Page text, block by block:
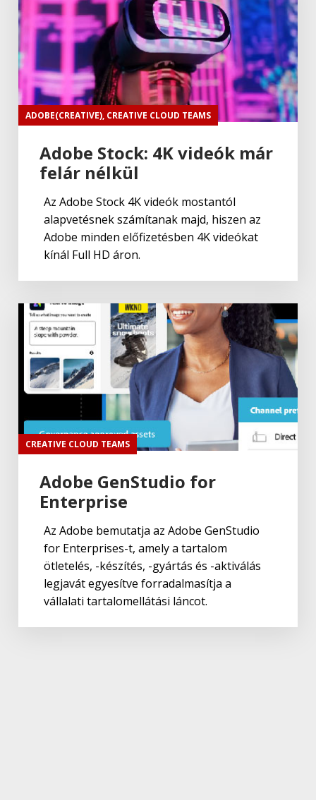
ADOBE(CREATIVE), CREATIVE CLOUD TEAMS
Adobe Stock: 4K videók már
felár nélkül
Az Adobe Stock 4K videók mostantól
alapvetésnek számítanak majd, hiszen az
Adobe minden előfizetésben 4K videókat
kínál Full HD áron.
CREATIVE CLOUD TEAMS
Adobe GenStudio for
Enterprise
Az Adobe bemutatja az Adobe GenStudio
for Enterprises-t, amely a tartalom
ötletelés, -készítés, -gyártás és -aktiválás
legjavát egyesítve forradalmasítja a
vállalati tartalomellátási láncot.